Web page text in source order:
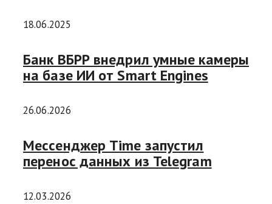
18.06.2025
Банк ВБРР внедрил умные камеры
на базе ИИ от Smart Engines
26.06.2026
Мессенджер Time запустил
перенос данных из Telegram
12.03.2026